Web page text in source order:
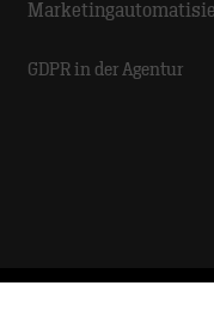
GDPR in der Agentur